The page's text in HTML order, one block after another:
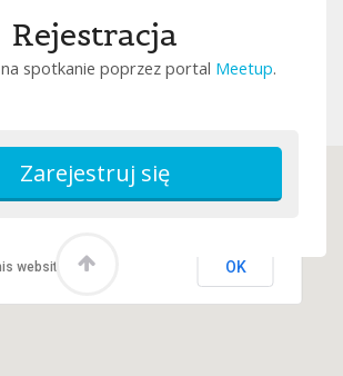
Rejestracja
spotkanie poprzez portal Meetup.
website? OK